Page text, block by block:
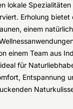
lokale Spezialitäten
Erholung bietet
einem
einem Team aus
für
Entspannung